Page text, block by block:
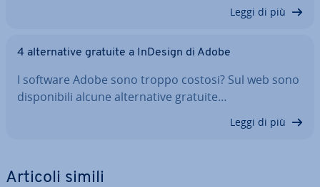
Leggi di più
4 al­ter­na­ti­ve gratuite a InDesign di Adobe
I software Adobe sono troppo costosi? Sul web sono
di­spo­ni­bi­li alcune al­ter­na­ti­ve gratuite…
Leggi di più
Articoli simili